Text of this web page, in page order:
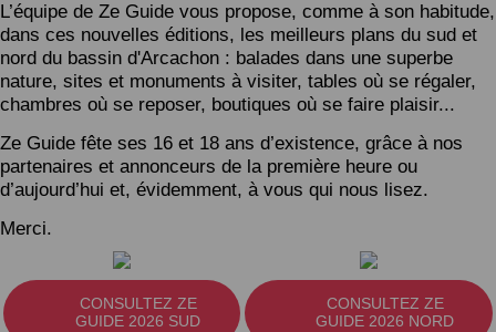
L’équipe de Ze Guide vous propose, comme à son habitude,
dans ces nouvelles éditions, les meilleurs plans du sud et
nord du bassin d'Arcachon : balades dans une superbe
nature, sites et monuments à visiter, tables où se régaler,
chambres où se reposer, boutiques où se faire plaisir...
Ze Guide fête ses 16 et 18 ans d’existence, grâce à nos
partenaires et annonceurs de la première heure ou
d’aujourd’hui et, évidemment, à vous qui nous lisez.
Merci.
CONSULTEZ ZE
GUIDE 2026 SUD
CONSULTEZ ZE
GUIDE 2026 NORD